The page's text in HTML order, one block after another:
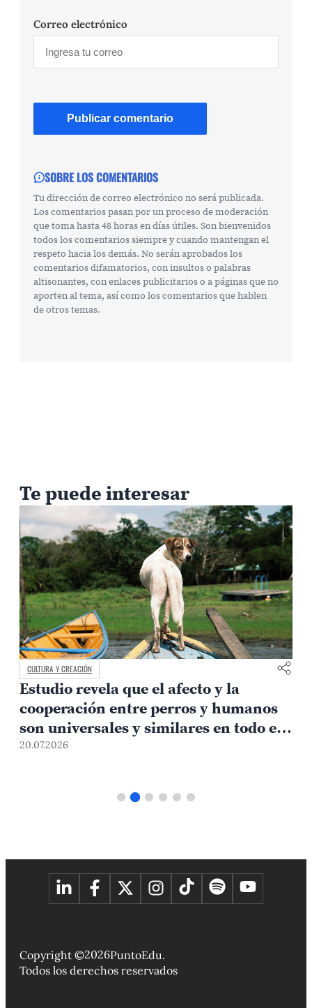
Correo electrónico
SOBRE LOS COMENTARIOS
Tu dirección de correo electrónico no será publicada.
Los comentarios pasan por un proceso de moderación
que toma hasta 48 horas en días útiles. Son bienvenidos
todos los comentarios siempre y cuando mantengan el
respeto hacia los demás. No serán aprobados los
comentarios difamatorios, con insultos o palabras
altisonantes, con enlaces publicitarios o a páginas que no
aporten al tema, así como los comentarios que hablen
de otros temas.
Te puede interesar
CULTURA Y CREACIÓN
Estudio revela que el afecto y la
cooperación entre perros y humanos
son universales y similares en todo el
mundo
20.07.2026
Copyright ©2026PuntoEdu.
Todos los derechos reservados